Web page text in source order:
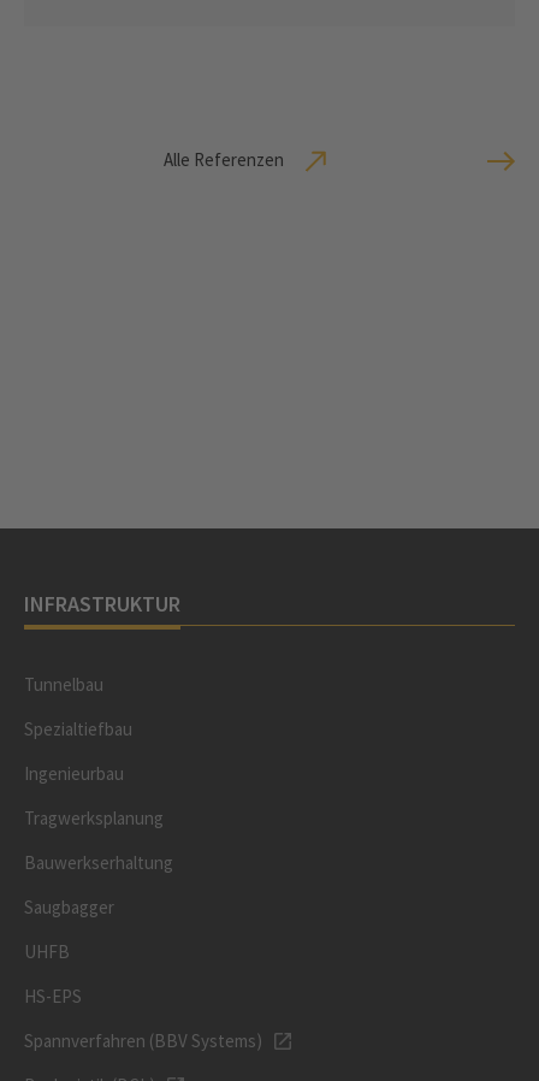
Alle Referenzen
INFRASTRUKTUR
Tunnelbau
Spezialtiefbau
Ingenieurbau
Tragwerksplanung
Bauwerkserhaltung
Saugbagger
UHFB
HS-EPS
Spannverfahren (BBV Systems)